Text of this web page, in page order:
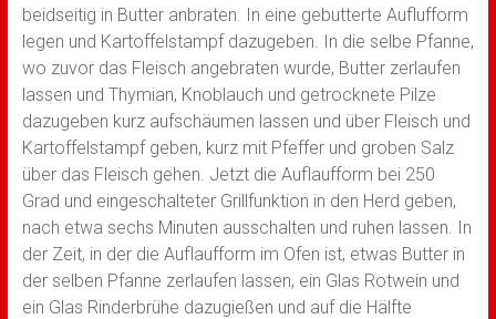
beidseitig in Butter anbraten. In eine gebutterte Auflufform
legen und Kartoffelstampf dazugeben. In die selbe Pfanne,
wo zuvor das Fleisch angebraten wurde, Butter zerlaufen
lassen und Thymian, Knoblauch und getrocknete Pilze
dazugeben kurz aufschäumen lassen und über Fleisch und
Kartoffelstampf geben, kurz mit Pfeffer und groben Salz
über das Fleisch gehen. Jetzt die Auflaufform bei 250
Grad und eingeschalteter Grillfunktion in den Herd geben,
nach etwa sechs Minuten ausschalten und ruhen lassen. In
der Zeit, in der die Auflaufform im Ofen ist, etwas Butter in
der selben Pfanne zerlaufen lassen, ein Glas Rotwein und
ein Glas Rinderbrühe dazugießen und auf die Hälfte